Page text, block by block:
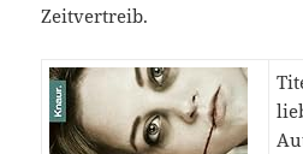
Zeitvertreib.